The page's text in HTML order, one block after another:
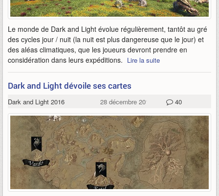
Le monde de Dark and Light évolue régulièrement, tantôt au gré
des cycles jour / nuit (la nuit est plus dangereuse que le jour) et
des aléas climatiques, que les joueurs devront prendre en
considération dans leurs expéditions. Lire la suite
Dark and Light dévoile ses cartes
Dark and Light 2016 28 décembre 2016 40